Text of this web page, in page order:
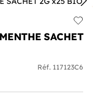
SACHET
Réf. 117123C6